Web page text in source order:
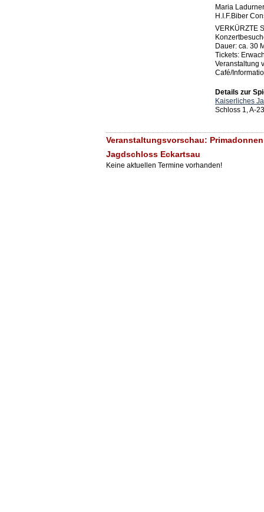
Maria
H.I.F.Biber
VERKÜRZTE
Dauer: ca. 30
Tickets:
Veranstaltung
Café/
Details zur
Kaiserliches
Schloss 1, A-
Veranstaltungsvorschau:
Jagdschloss Eckartsau
Keine aktuellen Termine vorhanden!